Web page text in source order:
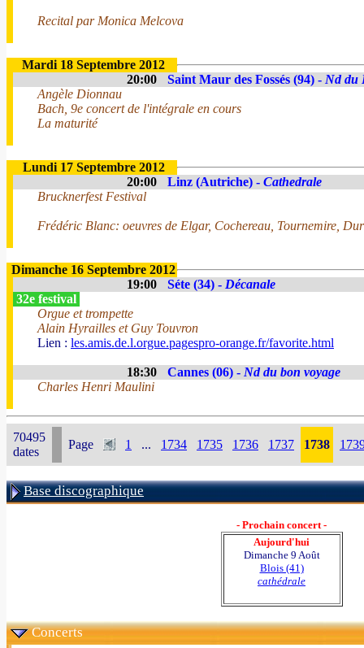
Recital par Monica Melcova
Mardi 18 Septembre 2012
20:00
Saint Maur des Fossés (94) - Nd du
Angèle Dionnau
Bach, 9e concert de l'intégrale en cours
La maturité
Lundi 17 Septembre 2012
20:00
Linz (Autriche) - Cathedrale
Brucknerfest Festival
Frédéric Blanc: oeuvres de Elgar, Cochereau, Tournemire,
Dimanche 16 Septembre 2012
19:00
Séte (34) - Décanale
32e festival
Orgue et trompette
Alain Hyrailles et Guy Touvron
Lien : les.amis.de.l.orgue.pagespro-orange.fr/favorite.html
18:30 Cannes (06) - Nd du bon voyage
Charles Henri Maulini
70495
dates
Page 1 ... 1734 1735 1736 1737 1738
Base discographique
- Prochain concert -
Aujourd'hui
Dimanche 9 Août
Blois (41)
cathédrale
Concerts